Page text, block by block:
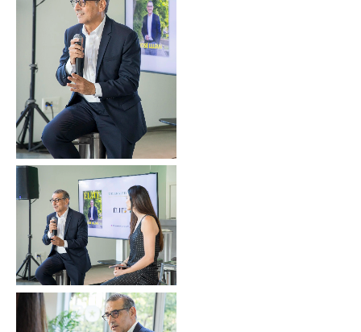
Sin leyenda
Sin leyenda